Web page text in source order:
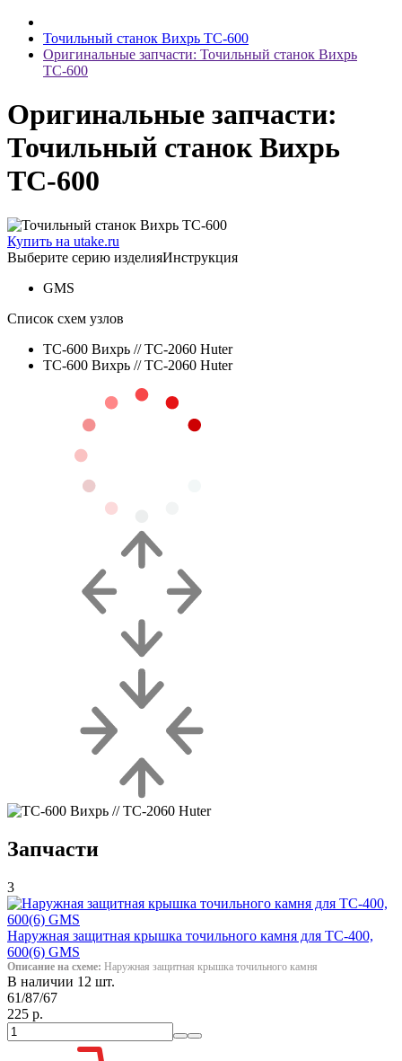
Точильный станок Вихрь ТС-600
Оригинальные запчасти: Точильный станок Вихрь
ТС-600
Оригинальные запчасти:
Точильный станок Вихрь
ТС-600
Купить на utake.ru
Выберите серию изделияИнструкция
GMS
Список схем узлов
ТС-600 Вихрь // ТС-2060 Huter
ТС-600 Вихрь // ТС-2060 Huter
Запчасти
3
Наружная защитная крышка точильного камня для ТС-400,
600(6) GMS
Описание на схеме: Наружная защитная крышка точильного камня
В наличии 12 шт.
61/87/67
225 р.